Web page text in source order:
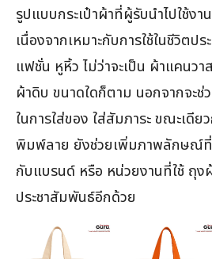
รูปแบบกระเป๋าผ้าที่ผู้รับนำไปใช้ง
เนื่องจากเหมาะกับการใช้ในชีวิตปร
แฟชั่น หูหิ้ว ไม่ว่าจะเป็น ผ้าแคนว
ผ้าดิบ ขนาดใดก็ตาม นอกจากจะช่
ในการใส่ของ ใส่สัมภาระ ขณะเดีย
พิมพ์ลาย ยังช่วยเพิ่มภาพลักษณ์
กับแบรนด์ หรือ หน่วยงานที่ใช้ ถุง
ประชาสัมพันธ์อีกด้วย